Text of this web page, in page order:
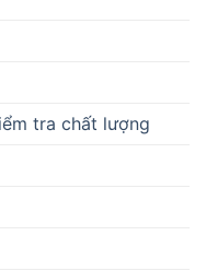
tra chất lượng